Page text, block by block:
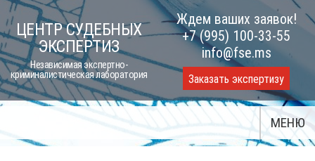
Skip
to
content
ЦЕНТР СУДЕБНЫХ
ЭКСПЕРТИЗ
Независимая экспертно-
криминалистическая лаборатория
Ждем ваших заявок!
+7 (995) 100-33-55
info@fse.ms
Заказать экспертизу
МЕНЮ